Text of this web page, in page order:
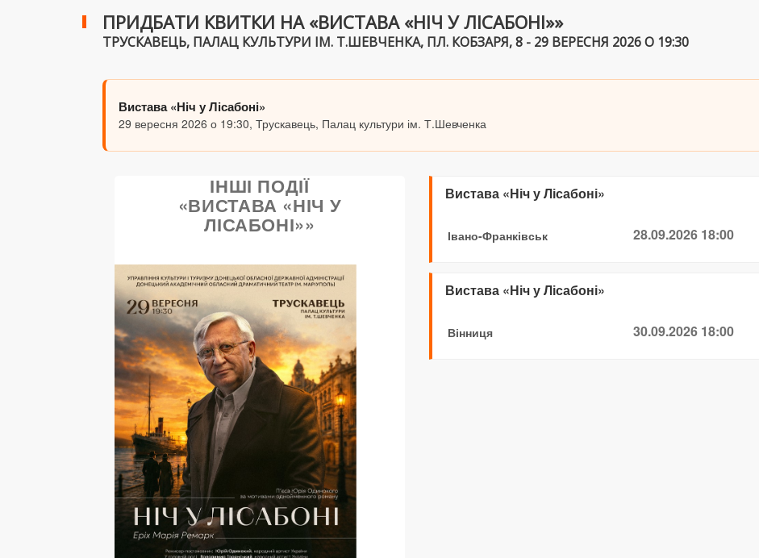
ПРИДБАТИ КВИТКИ НА «ВИСТАВА «НІЧ У ЛІСАБОНІ»»
ТРУСКАВЕЦЬ, ПАЛАЦ КУЛЬТУРИ ІМ. Т.ШЕВЧЕНКА, ПЛ. КОБЗАРЯ, 8 - 29 ВЕРЕСНЯ 2026 О 19:30
Вистава «Ніч у Лісабоні»
29 вересня 2026 о 19:30, Трускавець, Палац культури ім. Т.Шевченка
ІНШІ ПОДІЇ
«ВИСТАВА «НІЧ У
ЛІСАБОНІ»»
Вистава «Ніч у Лісабоні»
Івано-Франківськ 28.09.2026 18:00
Вистава «Ніч у Лісабоні»
Вінниця 30.09.2026 18:00